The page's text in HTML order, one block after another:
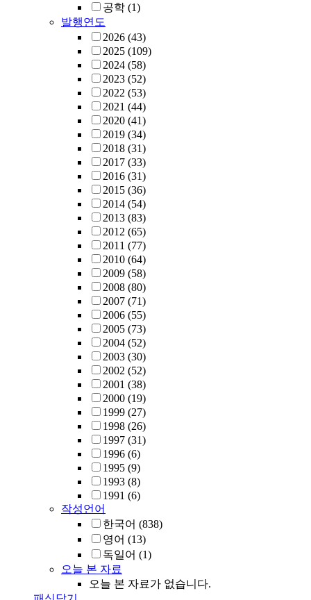
공학 (1)
발행연도
2026 (43)
2025 (109)
2024 (58)
2023 (52)
2022 (53)
2021 (44)
2020 (41)
2019 (34)
2018 (31)
2017 (33)
2016 (31)
2015 (36)
2014 (54)
2013 (83)
2012 (65)
2011 (77)
2010 (64)
2009 (58)
2008 (80)
2007 (71)
2006 (55)
2005 (73)
2004 (52)
2003 (30)
2002 (52)
2001 (38)
2000 (19)
1999 (27)
1998 (26)
1997 (31)
1996 (6)
1995 (9)
1993 (8)
1991 (6)
작성언어
한국어 (838)
영어 (13)
독일어 (1)
오늘 본 자료
오늘 본 자료가 없습니다.